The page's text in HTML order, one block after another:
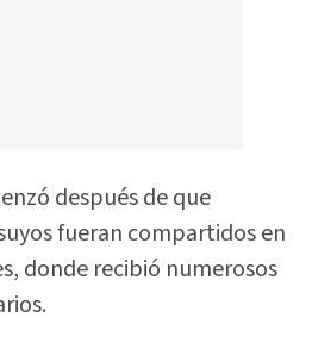
después de que
fueran compartidos en
donde recibió numerosos